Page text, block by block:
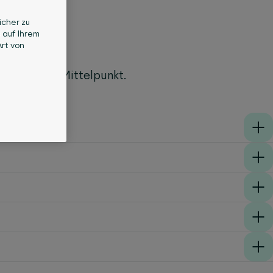
im Mittelpunkt.
zu
Ihrem
von